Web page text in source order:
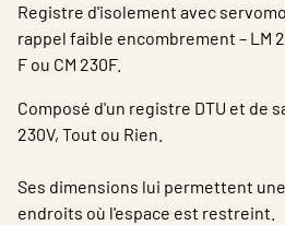
Identification
Choisir la langue
Registre d'isolement avec
rappel faible encombrement – LM
F ou CM 230F.
Composé d'un registre DTU et de
230V, Tout ou Rien.
Ses dimensions lui permettent
endroits où l'espace est restreint.